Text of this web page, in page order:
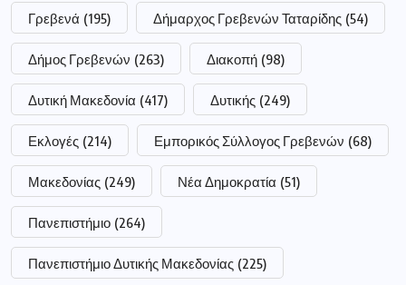
Γρεβενά (195) Δήμαρχος Γρεβενών Ταταρίδης (54)
Δήμος Γρεβενών (263) Διακοπή (98)
Δυτική Μακεδονία (417) Δυτικής (249)
Εκλογές (214) Εμπορικός Σύλλογος Γρεβενών (68)
Μακεδονίας (249) Νέα Δημοκρατία (51)
Πανεπιστήμιο (264)
Πανεπιστήμιο Δυτικής Μακεδονίας (225)